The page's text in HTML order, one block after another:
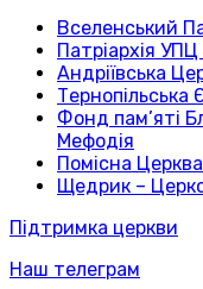
Вселенський
Патріархія
Андріївська
Тернопільська
Фонд пам’яті
Мефодія
Помісна
Щедрик –
Підтримка церкви
Наш телеграм